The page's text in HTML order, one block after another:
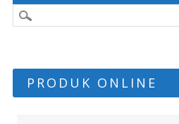
PRODUK ONLINE